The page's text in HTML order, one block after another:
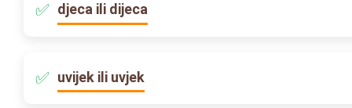
djeca ili dijeca
uvijek ili uvjek